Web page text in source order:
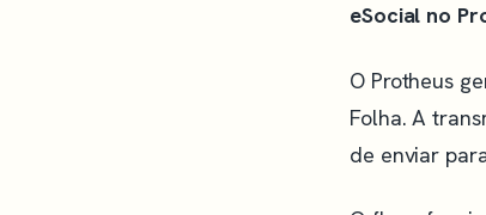
eSocial no
O Protheus
Folha. A
de enviar